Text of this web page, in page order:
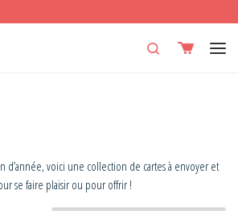
Search
d’année, voici une collection de cartes à envoyer et
se faire plaisir ou pour offrir !